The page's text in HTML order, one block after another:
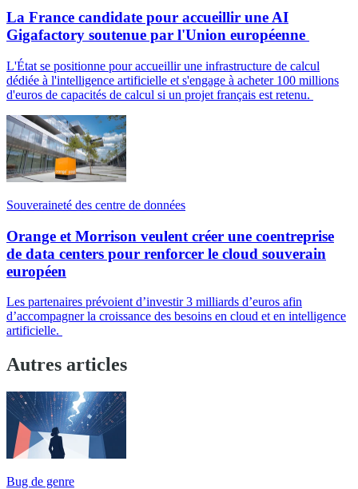
La France candidate pour accueillir une AI
Gigafactory soutenue par l'Union européenne
L'État se positionne pour accueillir une infrastructure de calcul
dédiée à l'intelligence artificielle et s'engage à acheter 100 millions
d'euros de capacités de calcul si un projet français est retenu.
Souveraineté des centre de données
Orange et Morrison veulent créer une coentreprise
de data centers pour renforcer le cloud souverain
européen
Les partenaires prévoient d’investir 3 milliards d’euros afin
d’accompagner la croissance des besoins en cloud et en intelligence
artificielle.
Autres articles
Bug de genre